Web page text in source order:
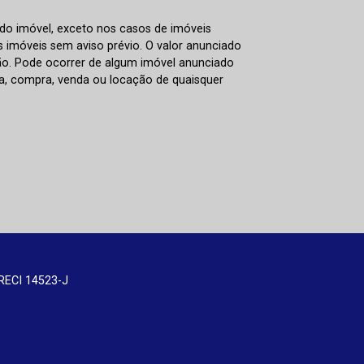
imóvel, exceto nos casos de imóveis
sem aviso prévio. O valor anunciado
Pode ocorrer de algum imóvel anunciado
compra, venda ou locação de quaisquer
14523-J